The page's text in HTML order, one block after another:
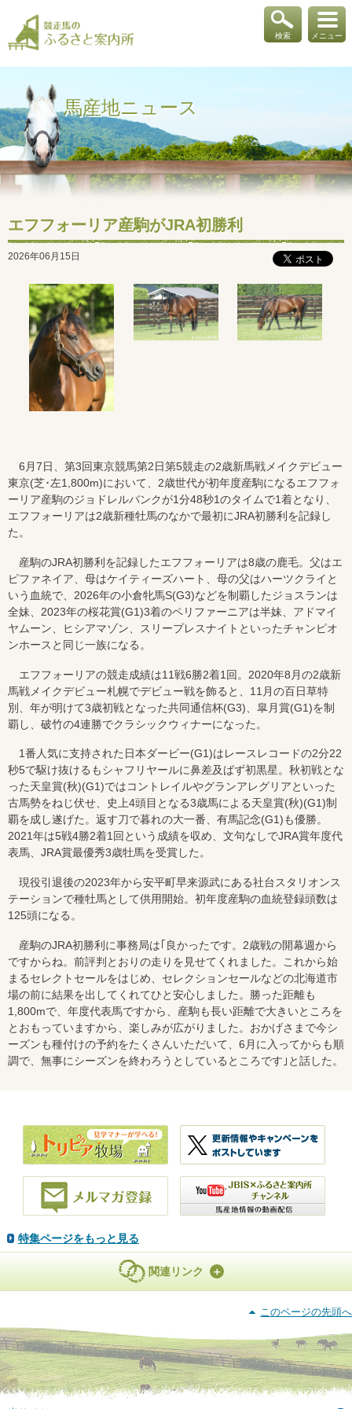
メニュー
検索
馬産地ニュース
エフフォーリア産駒がJRA初勝利
2026年06月15日
6月7日、第3回東京競馬第2日第5競走の2歳新馬戦メイクデビュー
東京(芝･左1,800m)において、2歳世代が初年度産駒になるエフフォ
ーリア産駒のジョドレルバンクが1分48秒1のタイムで1着となり、
エフフォーリアは2歳新種牡馬のなかで最初にJRA初勝利を記録し
た。
産駒のJRA初勝利を記録したエフフォーリアは8歳の鹿毛。父はエ
ピファネイア、母はケイティーズハート、母の父はハーツクライと
いう血統で、2026年の小倉牝馬S(G3)などを制覇したジョスランは
全妹、2023年の桜花賞(G1)3着のペリファーニアは半妹、アドマイ
ヤムーン、ヒシアマゾン、スリープレスナイトといったチャンピオ
ンホースと同じ一族になる。
エフフォーリアの競走成績は11戦6勝2着1回。2020年8月の2歳新
馬戦メイクデビュー札幌でデビュー戦を飾ると、11月の百日草特
別、年が明けて3歳初戦となった共同通信杯(G3)、皐月賞(G1)を制
覇し、破竹の4連勝でクラシックウィナーになった。
1番人気に支持された日本ダービー(G1)はレースレコードの2分22
秒5で駆け抜けるもシャフリヤールに鼻差及ばず初黒星。秋初戦とな
った天皇賞(秋)(G1)ではコントレイルやグランアレグリアといった
古馬勢をねじ伏せ、史上4頭目となる3歳馬による天皇賞(秋)(G1)制
覇を成し遂げた。返す刀で暮れの大一番、有馬記念(G1)も優勝。
2021年は5戦4勝2着1回という成績を収め、文句なしでJRA賞年度代
表馬、JRA賞最優秀3歳牡馬を受賞した。
現役引退後の2023年から安平町早来源武にある社台スタリオンス
テーションで種牡馬として供用開始。初年度産駒の血統登録頭数は
125頭になる。
産駒のJRA初勝利に事務局は｢良かったです。2歳戦の開幕週から
ですからね。前評判とおりの走りを見せてくれました。これから始
まるセレクトセールをはじめ、セレクションセールなどの北海道市
場の前に結果を出してくれてひと安心しました。勝った距離も
1,800mで、年度代表馬ですから、産駒も長い距離で大きいところを
とおもっていますから、楽しみが広がりました。おかげさまで今シ
ーズンも種付けの予約をたくさんいただいて、6月に入ってからも順
調で、無事にシーズンを終わろうとしているところです｣と話した。
特集ページをもっと見る
関連リンク
このページの先頭へ